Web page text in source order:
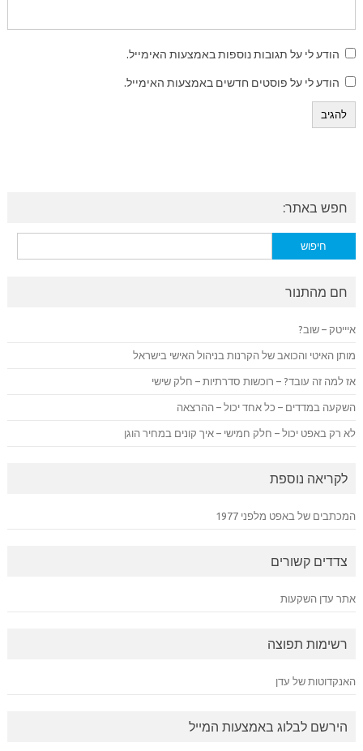
הודע לי על תגובות נוספות באמצעות האימייל.
הודע לי על פוסטים חדשים באמצעות האימייל.
חפש באתר:
חם מהתנור
איייטק – שוב?
מותן האיטי והכואב של הקרנות בניהול האישי בישראל
אז למה זה עובד? – רוכשות סדרתיות – חלק שישי
השקעה במדדים – כל אחד יכול – ההרצאה
לא רק באפט יכול – חלק חמישי – איך קונים במחיר הוגן
לקריאה נוספת
המכתבים של באפט מלפני 1977
צדדים קשורים
אתר עדן השקעות
רשימות תפוצה
האנקדוטות של עדן
הירשם לבלוג באמצעות המייל